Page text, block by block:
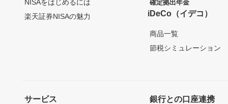
NISAをはじめるには
楽天証券NISAの魅力
確定拠出年金
iDeCo（イデコ）
商品一覧
節税シミュレーション
サービス 銀行との口座連携